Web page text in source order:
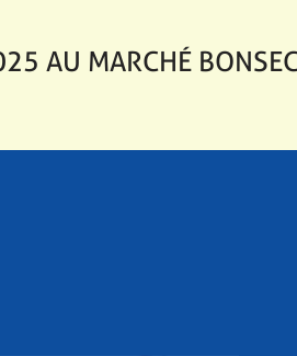
AU MARCHÉ